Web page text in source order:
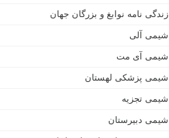
زندگی نامه نوابغ و بزرگان جهان
شیمی آلی
شیمی آی مت
شیمی پزشکی لهستان
شیمی تجزیه
شیمی دبیرستان